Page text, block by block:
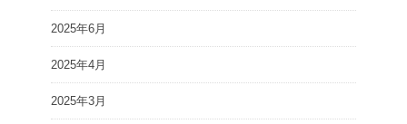
2025年6月
2025年4月
2025年3月